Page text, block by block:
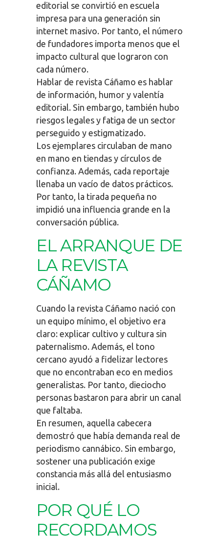
editorial se convirtió en escuela
impresa para una generación sin
internet masivo. Por tanto, el número
de fundadores importa menos que el
impacto cultural que lograron con
cada número.
Hablar de revista Cáñamo es hablar
de información, humor y valentía
editorial. Sin embargo, también hubo
riesgos legales y fatiga de un sector
perseguido y estigmatizado.
Los ejemplares circulaban de mano
en mano en tiendas y círculos de
confianza. Además, cada reportaje
llenaba un vacío de datos prácticos.
Por tanto, la tirada pequeña no
impidió una influencia grande en la
conversación pública.
EL ARRANQUE DE
LA REVISTA
CÁÑAMO
Cuando la revista Cáñamo nació con
un equipo mínimo, el objetivo era
claro: explicar cultivo y cultura sin
paternalismo. Además, el tono
cercano ayudó a fidelizar lectores
que no encontraban eco en medios
generalistas. Por tanto, dieciocho
personas bastaron para abrir un canal
que faltaba.
En resumen, aquella cabecera
demostró que había demanda real de
periodismo cannábico. Sin embargo,
sostener una publicación exige
constancia más allá del entusiasmo
inicial.
POR QUÉ LO
RECORDAMOS